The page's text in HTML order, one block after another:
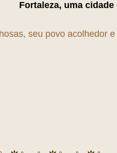
cidade emT rAnS fOrMaÇ
seu povo acolhedor